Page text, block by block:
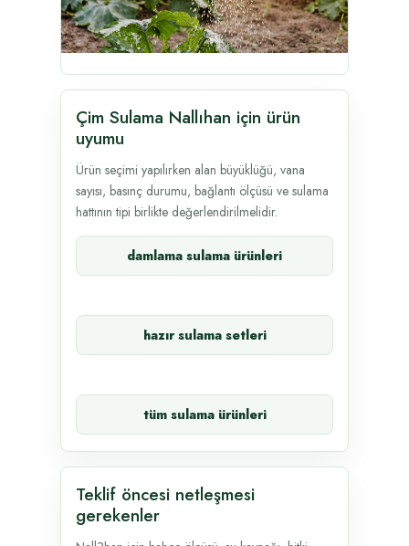
Çim Sulama Nallıhan için ürün
uyumu
Ürün seçimi yapılırken alan büyüklüğü, vana
sayısı, basınç durumu, bağlantı ölçüsü ve sulama
hattının tipi birlikte değerlendirilmelidir.
damlama sulama ürünleri
hazır sulama setleri
tüm sulama ürünleri
Teklif öncesi netleşmesi
gerekenler